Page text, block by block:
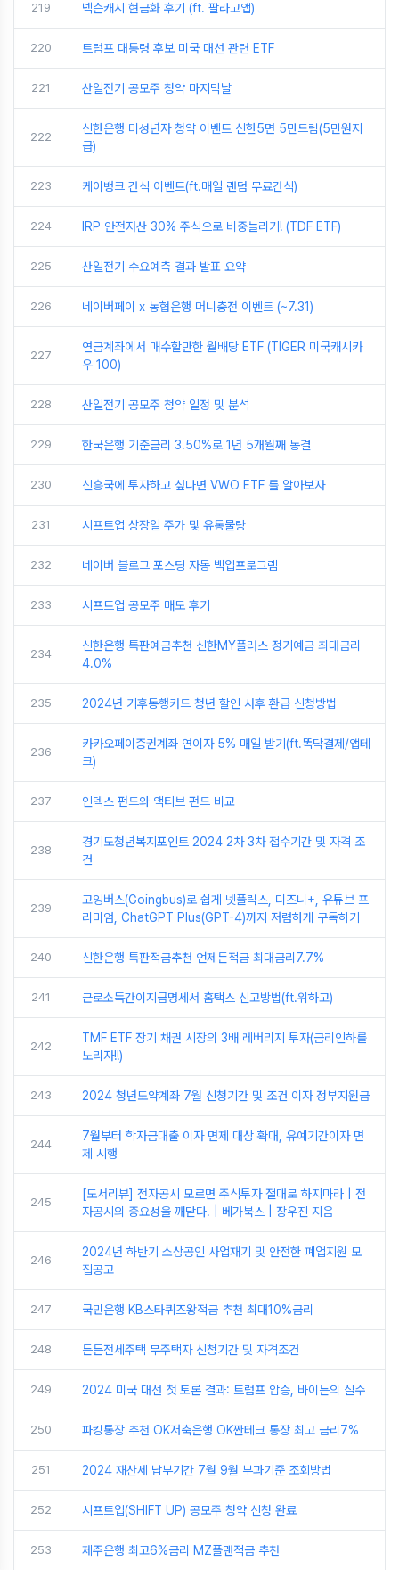
219 넥슨캐시 현금화 후기 (ft. 팔라고앱)
220 트럼프 대통령 후보 미국 대선 관련 ETF
221 산일전기 공모주 청약 마지막날
222
신한은행 미성년자 청약 이벤트 신한5면 5만드림(5만원지
급)
223 케이뱅크 간식 이벤트(ft.매일 랜덤 무료간식)
224 IRP 안전자산 30% 주식으로 비중늘리기! (TDF ETF)
225 산일전기 수요예측 결과 발표 요약
226 네이버페이 x 농협은행 머니충전 이벤트 (~7.31)
227
연금계좌에서 매수할만한 월배당 ETF (TIGER 미국캐시카
우 100)
228 산일전기 공모주 청약 일정 및 분석
229 한국은행 기준금리 3.50%로 1년 5개월째 동결
230 신흥국에 투자하고 싶다면 VWO ETF 를 알아보자
231 시프트업 상장일 주가 및 유통물량
232 네이버 블로그 포스팅 자동 백업프로그램
233 시프트업 공모주 매도 후기
234
신한은행 특판예금추천 신한MY플러스 정기예금 최대금리
4.0%
235 2024년 기후동행카드 청년 할인 사후 환급 신청방법
236
카카오페이증권계좌 연이자 5% 매일 받기(ft.똑닥결제/앱테
크)
237 인덱스 펀드와 액티브 펀드 비교
238
경기도청년복지포인트 2024 2차 3차 접수기간 및 자격 조
건
239
고잉버스(Goingbus)로 쉽게 넷플릭스, 디즈니+, 유튜브 프
리미엄, ChatGPT Plus(GPT-4)까지 저렴하게 구독하기
240 신한은행 특판적금추천 언제든적금 최대금리7.7%
241 근로소득간이지급명세서 홈택스 신고방법(ft.위하고)
242
TMF ETF 장기 채권 시장의 3배 레버리지 투자(금리인하를
노리자!!)
243 2024 청년도약계좌 7월 신청기간 및 조건 이자 정부지원금
244
7월부터 학자금대출 이자 면제 대상 확대, 유예기간이자 면
제 시행
245
[도서리뷰] 전자공시 모르면 주식투자 절대로 하지마라 | 전
자공시의 중요성을 깨닫다. | 베가북스 | 장우진 지음
246
2024년 하반기 소상공인 사업재기 및 안전한 폐업지원 모
집공고
247 국민은행 KB스타퀴즈왕적금 추천 최대10%금리
248 든든전세주택 무주택자 신청기간 및 자격조건
249 2024 미국 대선 첫 토론 결과: 트럼프 압승, 바이든의 실수
250 파킹통장 추천 OK저축은행 OK짠테크 통장 최고 금리7%
251 2024 재산세 납부기간 7월 9월 부과기준 조회방법
252 시프트업(SHIFT UP) 공모주 청약 신청 완료
253 제주은행 최고6%금리 MZ플랜적금 추천